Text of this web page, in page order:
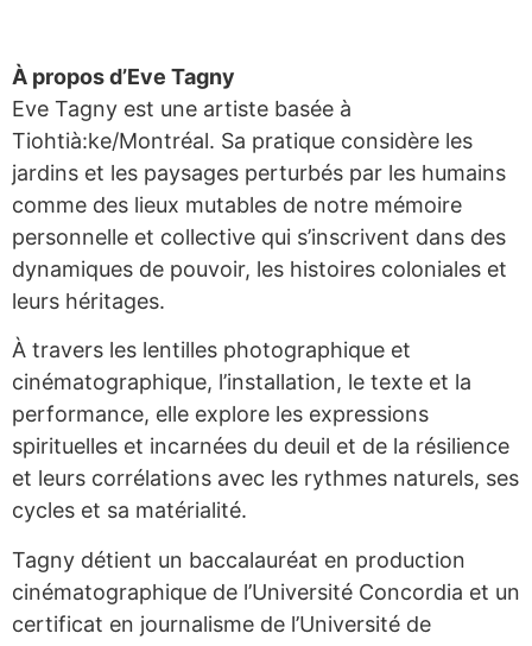
À propos d’Eve Tagny
Eve Tagny est une artiste basée à
Tiohtià:ke/Montréal. Sa pratique considère les
jardins et les paysages perturbés par les humains
comme des lieux mutables de notre mémoire
personnelle et collective qui s’inscrivent dans des
dynamiques de pouvoir, les histoires coloniales et
leurs héritages.
À travers les lentilles photographique et
cinématographique, l’installation, le texte et la
performance, elle explore les expressions
spirituelles et incarnées du deuil et de la résilience
et leurs corrélations avec les rythmes naturels, ses
cycles et sa matérialité.
Tagny détient un baccalauréat en production
cinématographique de l’Université Concordia et un
certificat en journalisme de l’Université de